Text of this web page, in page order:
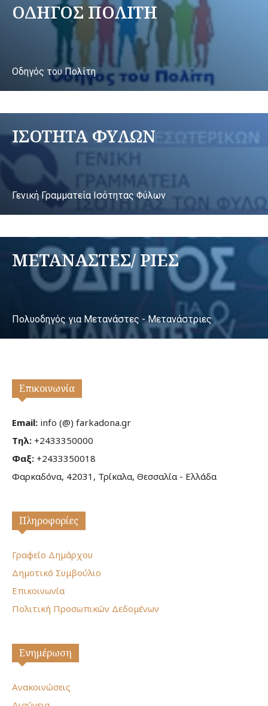
ΟΔΗΓΟΣ ΠΟΛΙΤΗ
Οδηγός του Πολίτη
ΙΣΟΤΗΤΑ ΦΥΛΩΝ
Γενική Γραμματεία Ισότητας Φύλων
ΜΕΤΑΝΑΣΤΕΣ/ ΡΙΕΣ
Πολυοδηγός για Μετανάστες - Μετανάστριες
Επικοινωνία
Email: info (@) farkadona.gr
Τηλ: +2433350000
Φαξ: +2433350018
Φαρκαδόνα, 42031, Τρίκαλα, Θεσσαλία - Ελλάδα
Πληροφορίες
Γραφείο Δημάρχου
Δημοτικό Συμβούλιο
Επικοινωνία
Πολιτική Προσωπικών Δεδομένων
Ενημέρωση
Ανακοινώσεις